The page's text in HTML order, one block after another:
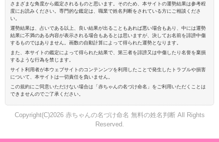
さまざまな角度から鑑定されるものと思います。そのため、本サイトの運勢結果は参考程
度にお読みください。専門的な鑑定は、職業で姓名判断をされている方にご相談くださ
い。
運勢結果は、占いである以上、良い結果が出ることもあれば悪い場合もあり、中には運勢
結果に不満のある内容が表示される場合もあるとは思いますが、決してお名前を誹謗中傷
するものではありません。画数の自動計算によって得られた運勢となります。
また、本サイトの鑑定によって得られた結果で、第三者を誹謗又は中傷したり名誉を棄損
するような行為を禁じます。
サイト利用者が本ウェブサイトのコンテンンツを利用したことで発生したトラブルや損害
について、本サイトは一切責任を負いません。
この規約にご同意いただけない場合は「赤ちゃんの名づけ命名」をご利用いただくことは
できませんのでご了承ください。
Copyright(C)2026 赤ちゃんの名づけ命名 無料の姓名判断 All Rights
Reserved.